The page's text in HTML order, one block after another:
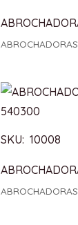
ABROCHADORAS
SKU: 10008
ABROCHADORAS